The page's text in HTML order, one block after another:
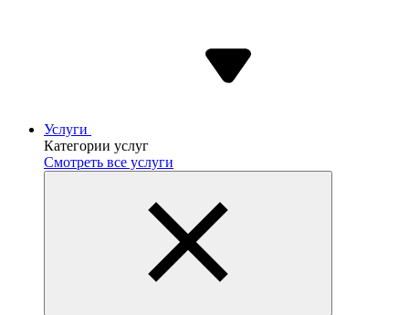
Услуги
Категории услуг
Смотреть все услуги